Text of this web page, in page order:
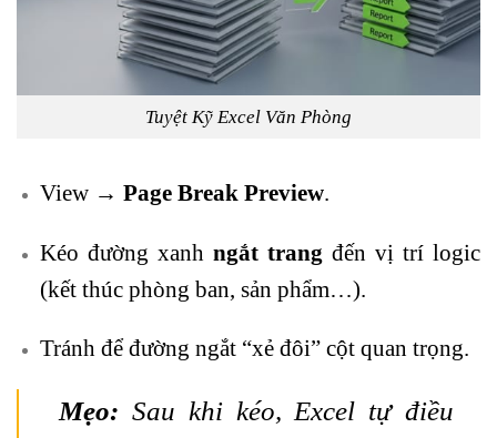
Tuyệt Kỹ Excel Văn Phòng
View → Page Break Preview.
Kéo đường xanh ngắt trang đến vị trí logic
(kết thúc phòng ban, sản phẩm…).
Tránh để đường ngắt “xẻ đôi” cột quan trọng.
Mẹo: Sau khi kéo, Excel tự điều